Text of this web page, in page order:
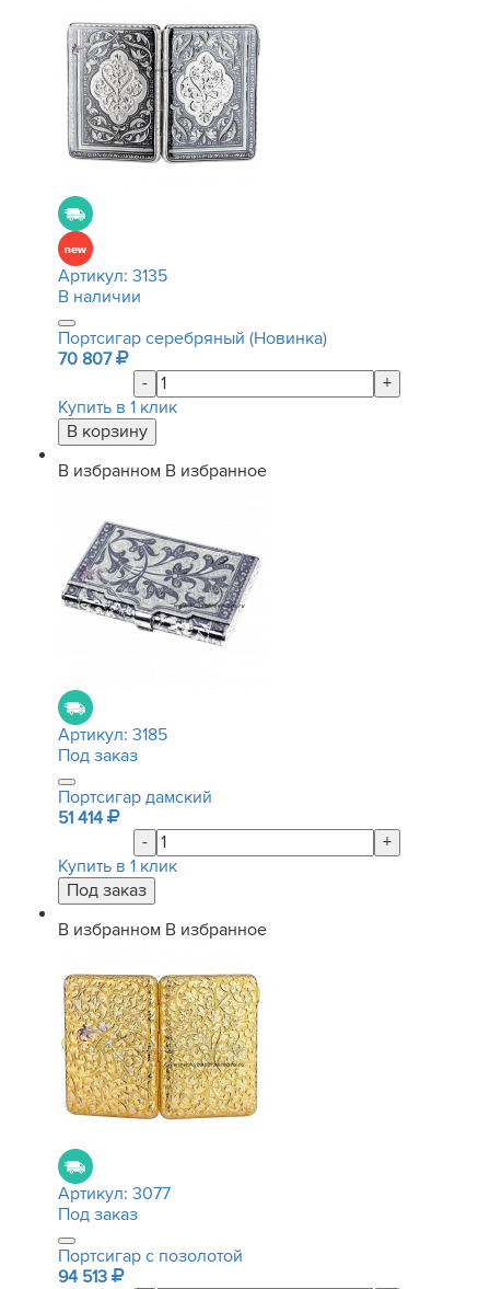
Артикул: 3135
В наличии
Портсигар серебряный (Новинка)
70 807
-
+
Купить в 1 клик
В избранном В избранное
Артикул: 3185
Под заказ
Портсигар дамский
51 414
-
+
Купить в 1 клик
В избранном В избранное
Артикул: 3077
Под заказ
Портсигар с позолотой
94 513